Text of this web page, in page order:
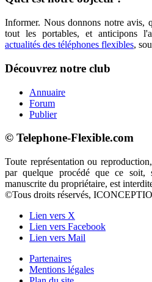
Informer. Nous donnons notre avis,
tout les portables, et anticipons
actualités des téléphones flexibles,
Découvrez notre club
Annuaire
Forum
Publier
© Telephone-Flexible.com
Toute représentation ou
par quelque procédé que ce soit,
manuscrite du propriétaire, est
©Tous droits réservés,
Lien vers X
Lien vers Facebook
Lien vers Mail
Partenaires
Mentions légales